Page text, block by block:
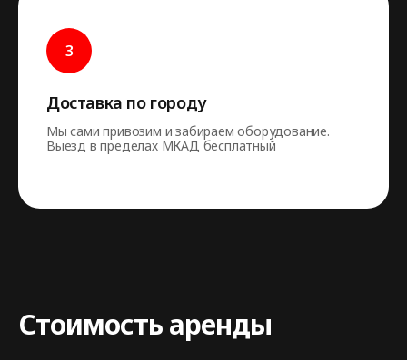
Доставка по городу
Мы сами привозим и забираем оборудование.
Выезд в пределах МКАД бесплатный
Стоимость аренды